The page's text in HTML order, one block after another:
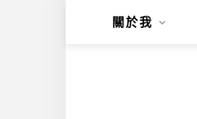
關於我